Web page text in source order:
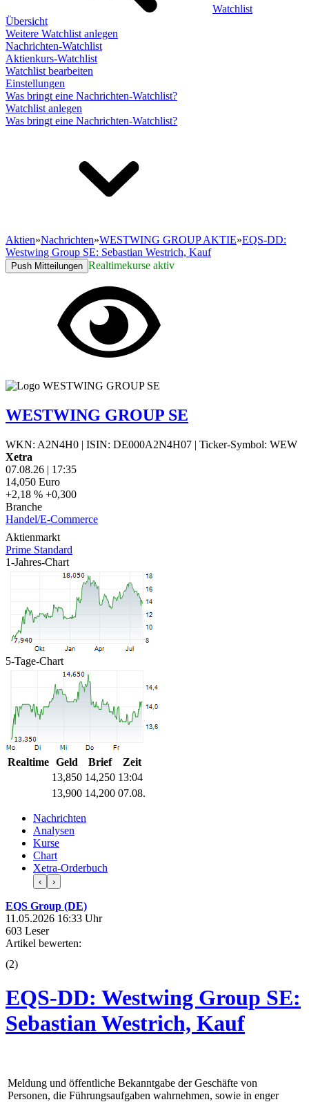
Watchlist
Übersicht
Weitere Watchlist anlegen
Nachrichten-Watchlist
Aktienkurs-Watchlist
Watchlist bearbeiten
Einstellungen
Was bringt eine Nachrichten-Watchlist?
Watchlist anlegen
Was bringt eine Nachrichten-Watchlist?
Aktien»Nachrichten»WESTWING GROUP AKTIE»EQS-DD:
Westwing Group SE: Sebastian Westrich, Kauf
Push Mitteilungen Realtimekurse aktiv
WESTWING GROUP SE
WKN: A2N4H0 | ISIN: DE000A2N4H07 | Ticker-Symbol: WEW
Xetra
07.08.26 | 17:35
14,050 Euro
+2,18 % +0,300
Branche
Handel/E-Commerce
Aktienmarkt
Prime Standard
1-Jahres-Chart
5-Tage-Chart
Realtime Geld Brief
Zeit
13,850 14,250 13:04
13,900 14,200 07.08.
Nachrichten
Analysen
Kurse
Chart
Xetra-Orderbuch
‹ ›
EQS Group (DE)
11.05.2026 16:33 Uhr
603 Leser
Artikel bewerten:
(2)
EQS-DD: Westwing Group SE:
Sebastian Westrich, Kauf
Meldung und öffentliche Bekanntgabe der Geschäfte von
Personen, die Führungsaufgaben wahrnehmen, sowie in enger